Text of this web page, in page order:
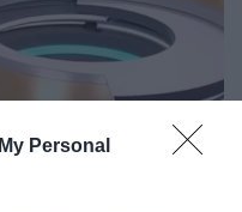
Personal